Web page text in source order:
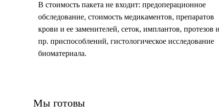
В стоимость пакета не входит: предоперационное
обследование, стоимость медикаментов, препаратов
крови и ее заменителей, сеток, имплантов, протезов
пр. приспособлений, гистологическое исследование
биоматериала.
Мы готовы